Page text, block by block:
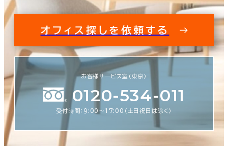
オフィス探しを依頼する
お客様サービス室（東京）
0120-534-011
受付時間：9:00〜17:00（土日祝日は除く）